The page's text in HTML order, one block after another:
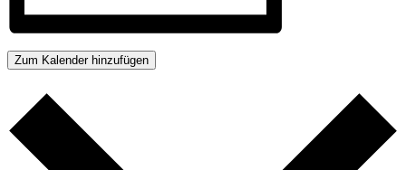
Zum Kalender hinzufügen